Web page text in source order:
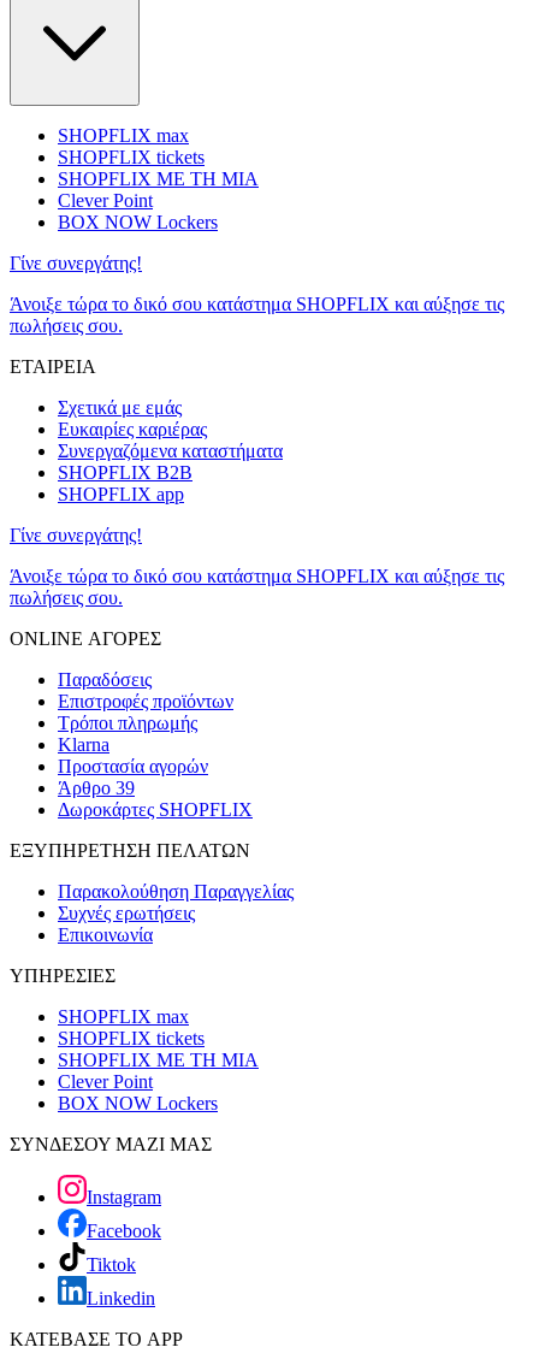
SHOPFLIX max
SHOPFLIX tickets
SHOPFLIX ΜΕ ΤΗ ΜΙΑ
Clever Point
BOX NOW Lockers
Γίνε συνεργάτης!
Άνοιξε τώρα το δικό σου κατάστημα SHOPFLIX και αύξησε τις
πωλήσεις σου.
ΕΤΑΙΡΕΙΑ
Σχετικά με εμάς
Ευκαιρίες καριέρας
Συνεργαζόμενα καταστήματα
SHOPFLIX B2B
SHOPFLIX app
Γίνε συνεργάτης!
Άνοιξε τώρα το δικό σου κατάστημα SHOPFLIX και αύξησε τις
πωλήσεις σου.
ONLINE ΑΓΟΡΕΣ
Παραδόσεις
Επιστροφές προϊόντων
Τρόποι πληρωμής
Klarna
Προστασία αγορών
Άρθρο 39
Δωροκάρτες SHOPFLIX
ΕΞΥΠΗΡΕΤΗΣΗ ΠΕΛΑΤΩΝ
Παρακολούθηση Παραγγελίας
Συχνές ερωτήσεις
Επικοινωνία
ΥΠΗΡΕΣΙΕΣ
SHOPFLIX max
SHOPFLIX tickets
SHOPFLIX ΜΕ ΤΗ ΜΙΑ
Clever Point
BOX NOW Lockers
ΣΥΝΔΕΣΟΥ ΜΑΖΙ ΜΑΣ
Instagram
Facebook
Tiktok
Linkedin
ΚΑΤΕΒΑΣΕ ΤΟ APP